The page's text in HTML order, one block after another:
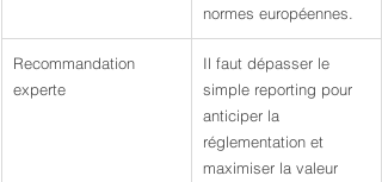
normes européennes.
Recommandation
experte
Il faut dépasser le
simple reporting pour
anticiper la
réglementation et
maximiser la valeur